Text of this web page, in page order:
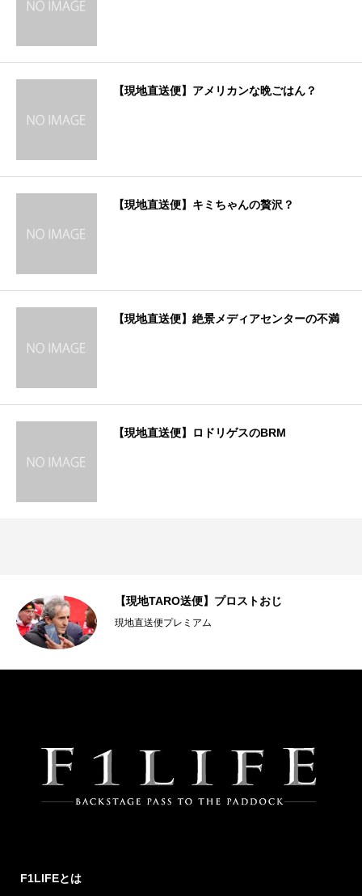
【現地直送便】アメリカンな晩ごはん？
【現地直送便】キミちゃんの贅沢？
【現地直送便】絶景メディアセンターの不満
【現地直送便】ロドリゲスのBRM
【現地TARO送便】プロストおじ
現地直送便プレミアム
F1LIFEとは